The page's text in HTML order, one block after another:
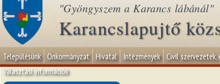
"Gyöngyszem a Karancs lábánál"
Karancslapujtő
Településünk Önkormányzat Hivatal Intézmények Civil szervezetek,
Választási információk